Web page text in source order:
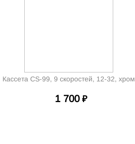
Кассета CS-99, 9 скоростей, 12-32, хром
1 700 ₽